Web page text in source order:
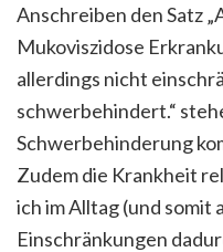
Anschreiben den Satz
Mukoviszidose
allerdings nicht
schwerbehindert.“
Schwerbehinderung
Zudem die Krankheit
ich im Alltag (und somit
Einschränkungen